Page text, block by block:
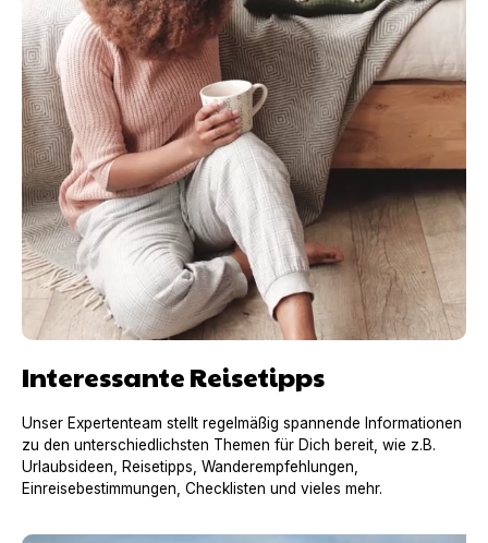
Interessante Reisetipps
Unser Expertenteam stellt regelmäßig spannende Informationen
zu den unterschiedlichsten Themen für Dich bereit, wie z.B.
Urlaubsideen, Reisetipps, Wanderempfehlungen,
Einreisebestimmungen, Checklisten und vieles mehr.